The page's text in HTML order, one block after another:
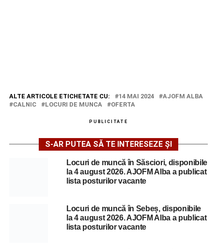
ALTE ARTICOLE ETICHETATE CU: 14 MAI 2024
AJOFM ALBA
CALNIC
LOCURI DE MUNCA OFERTA
PUBLICITATE
S-AR PUTEA SĂ TE INTERESEZE ȘI
Locuri de muncă în Săsciori, disponibile
la 4 august 2026. AJOFM Alba a publicat
lista posturilor vacante
Locuri de muncă în Sebeș, disponibile
la 4 august 2026. AJOFM Alba a publicat
lista posturilor vacante